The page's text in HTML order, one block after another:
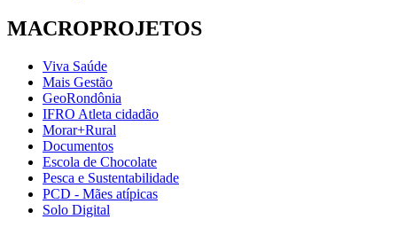
MACROPROJETOS
Viva Saúde
Mais Gestão
GeoRondônia
IFRO Atleta cidadão
Morar+Rural
Documentos
Escola de Chocolate
Pesca e Sustentabilidade
PCD - Mães atípicas
Solo Digital